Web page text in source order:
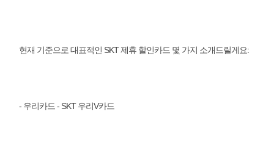
현재 기준으로 대표적인 SKT 제휴 할인카드 몇 가지 소개드릴게요:
- 우리카드 - SKT 우리V카드